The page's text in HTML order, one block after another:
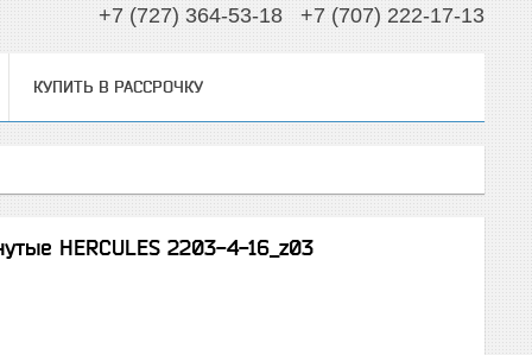
+7 (727) 364-53-18 +7 (707) 222-17-13
КУПИТЬ В РАССРОЧКУ
HERCULES 2203-4-16_z03